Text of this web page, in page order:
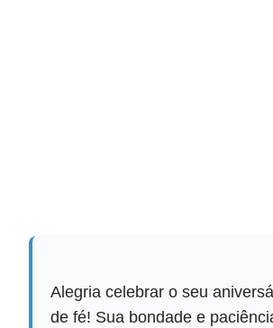
Alegria celebrar o seu
de fé! Sua bondade e